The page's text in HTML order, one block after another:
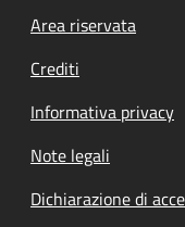
Footer
Area riservata
Crediti
Informativa privacy
Note legali
Dichiarazione di